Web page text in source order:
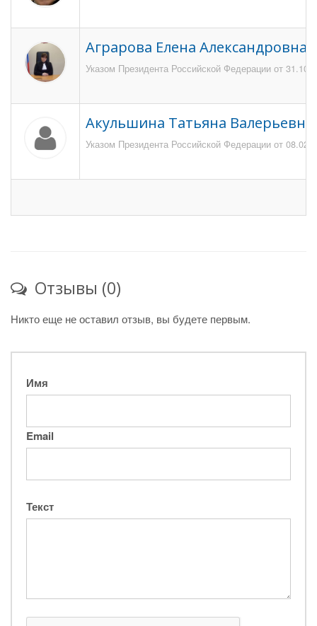
Аграрова Елена Александровна
Указом Президента Российской Федерации от
Акульшина Татьяна Валерьевна
Указом Президента Российской Федерации от
Отзывы (0)
Никто еще не оставил отзыв, вы будете первым.
Имя
Email
Текст